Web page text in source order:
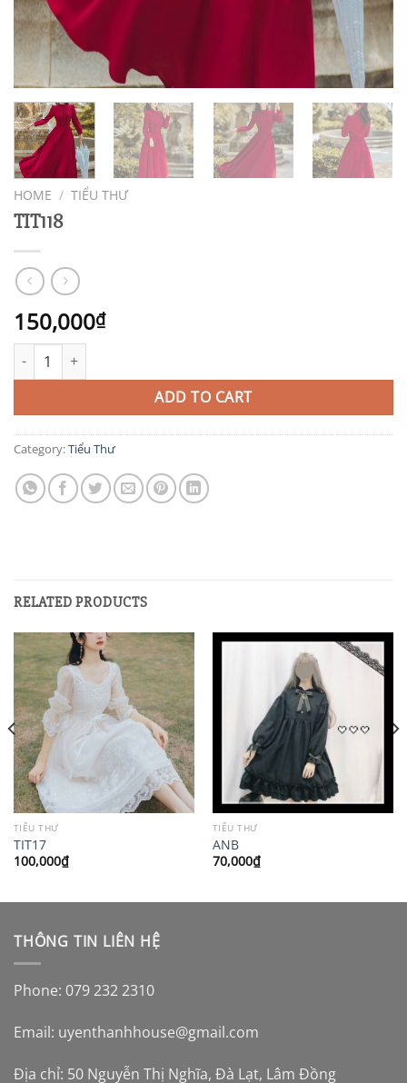
HOME / TIỂU THƯ
TIT118
150,000₫
TIT118 quantity
ADD TO CART
Category:Tiểu Thư
RELATED PRODUCTS
TIỂU THƯ
TIT17
100,000₫
TIỂU THƯ
ANB
70,000₫
THÔNG TIN LIÊN HỆ
Phone: 079 232 2310
Email: uyenthanhhouse@gmail.com
Địa chỉ: 50 Nguyễn Thị Nghĩa, Đà Lạt, Lâm Đồng